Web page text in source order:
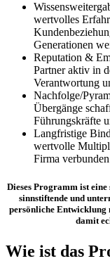
wertvolles
Generationen
Reputation &
Partner aktiv in
Verantwortung
Nachfolge/
Übergänge
Führungskräfte
Langfristige
wertvolle
Firma
Dieses Programm ist
sinnstiftende und
persönliche Entwicklung
damit
Wie ist das